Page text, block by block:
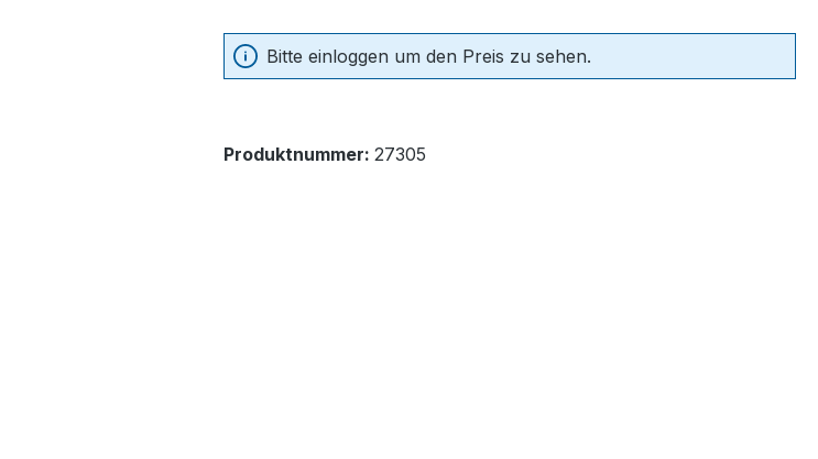
Bitte einloggen um den Preis zu sehen.
Produktnummer: 27305